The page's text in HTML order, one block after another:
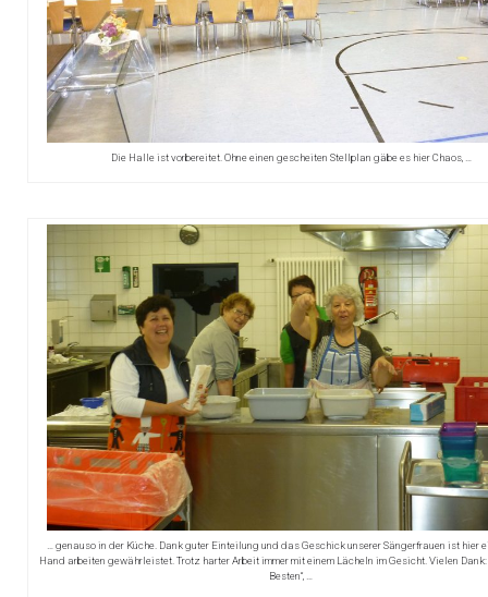
Die Halle ist vorbereitet. Ohne einen gescheiten Stellplan gäbe es hier Chaos, …
… genauso in der Küche. Dank guter Einteilung und das Geschick unserer Sängerfrauen ist hier
Hand arbeiten gewährleistet. Trotz harter Arbeit immer mit einem Lächeln im Gesicht. Vielen Dank:
Besten“, …